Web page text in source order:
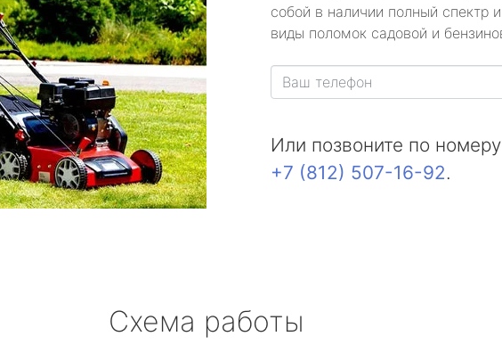
собой в наличии полный спектр
виды поломок садовой и
Или позвоните по номеру
+7 (812) 507-16-92.
Схема работы